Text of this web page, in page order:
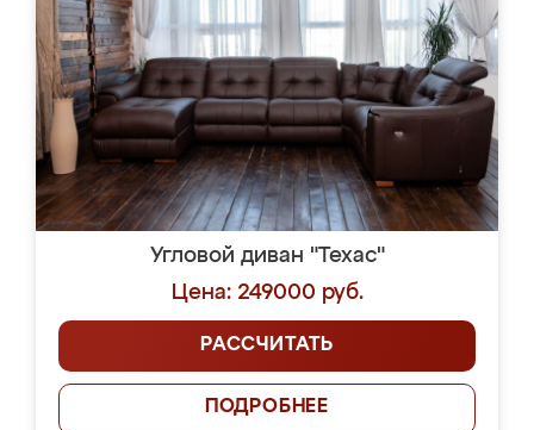
Угловой диван "Техас"
Цена: 249000 руб.
РАССЧИТАТЬ
ПОДРОБНЕЕ